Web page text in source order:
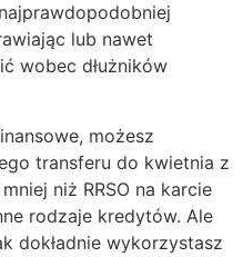
lub nawet
wobec dłużników
możesz
transferu do kwietnia z
niż RRSO na karcie
rodzaje kredytów. Ale
dokładnie wykorzystasz